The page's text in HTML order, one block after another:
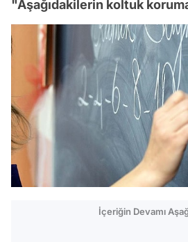
"Aşağıdakilerin koltuk koruma
İçeriğin Devamı